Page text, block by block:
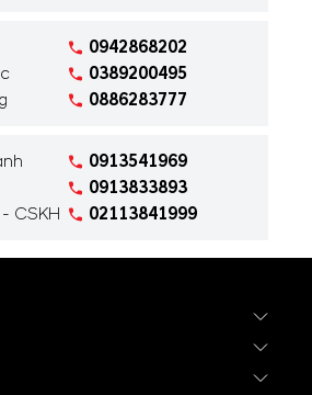
0942868202
0389200495
0886283777
CSKH
0913541969
0913833893
02113841999